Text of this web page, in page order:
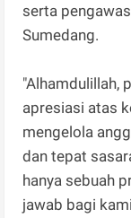
serta
Sumedang.
"Alhamdulillah,
apresiasi atas
mengelola
dan tepat
hanya sebuah
jawab bagi